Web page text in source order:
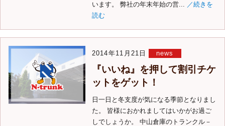
います。 弊社の年末年始の営... ／続きを
読む
2014年11月21日 news
『いいね』を押して割引チケ
ットをゲット！
日一日と冬支度が気になる季節となりまし
た。 皆様におかれましてはいかがお過ご
しでしょうか。 中山倉庫のトランクル－